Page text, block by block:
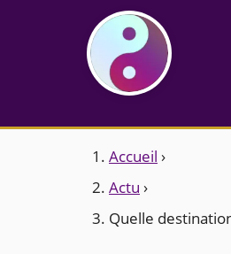
Accueil ›
Actu ›
Quelle